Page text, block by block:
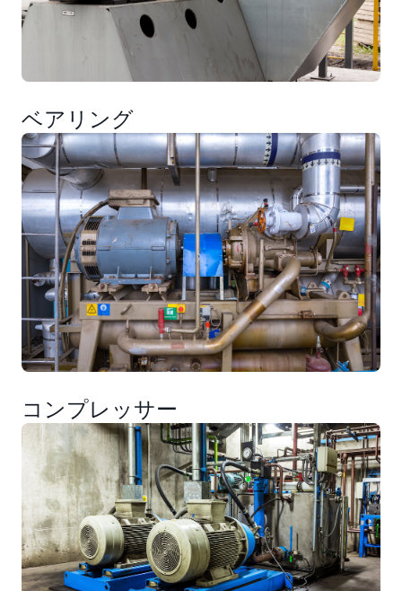
ベアリング
コンプレッサー